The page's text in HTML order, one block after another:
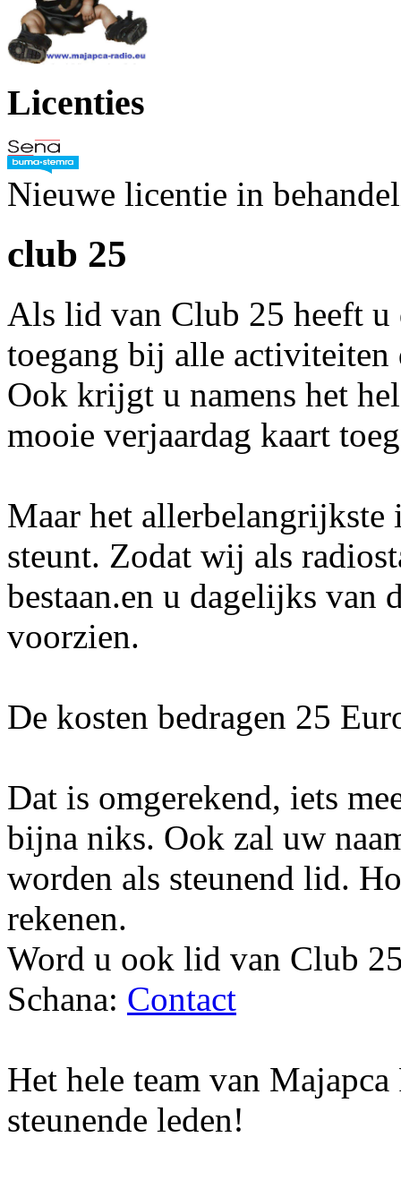
Licenties
Nieuwe licentie in
club 25
Als lid van Club 25 heeft u
toegang bij alle activiteiten
Ook krijgt u namens het
mooie verjaardag kaart
Maar het allerbelangrijkste
steunt. Zodat wij als
bestaan.en u dagelijks van
voorzien.
De kosten bedragen 25
Dat is omgerekend, iets
bijna niks. Ook zal uw
worden als steunend lid.
rekenen.
Word u ook lid van Club
Schana: Contact
Het hele team van
steunende leden!